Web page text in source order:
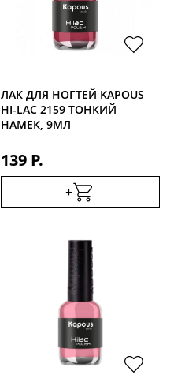
ЛАК ДЛЯ НОГТЕЙ KAPOUS
HI-LAC 2159 ТОНКИЙ
НАМЕК, 9МЛ
139 Р.
+